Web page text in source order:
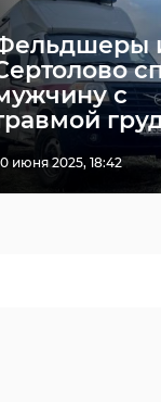
с
июня 2025, 18:42
сентября 2025, 19:42